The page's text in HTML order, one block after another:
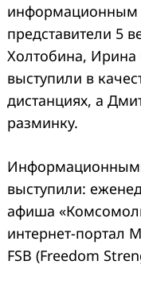
информационным
представители 5
Холтобина, Ирина
выступили в
дистанциях, а
разминку.
выступили:
афиша
интернет-портал
FSB (Freedom